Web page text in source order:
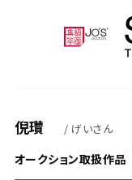
倪瓚 / げいさん
オークション取扱作品